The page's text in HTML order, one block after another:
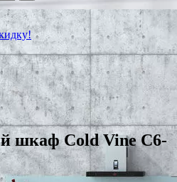
шкаф Cold Vine C6-